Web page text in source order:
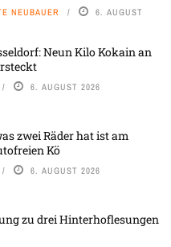
NEUBAUER 6. AUGUST
Neun Kilo Kokain an
6. AUGUST 2026
zwei Räder hat ist am
Kö
6. AUGUST 2026
zu drei Hinterhoflesungen